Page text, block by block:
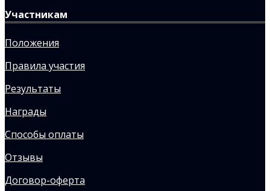
Участникам
Положения
Правила участия
Результаты
Награды
Способы оплаты
Отзывы
Договор-оферта